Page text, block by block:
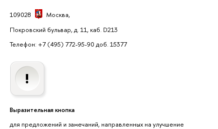
109028 Москва,
Покровский бульвар, д. 11, каб. D213
Телефон: +7 (495) 772-95-90 доб. 15377
ыразительная кнопка
для предложений и замечаний, направленных на улучшение